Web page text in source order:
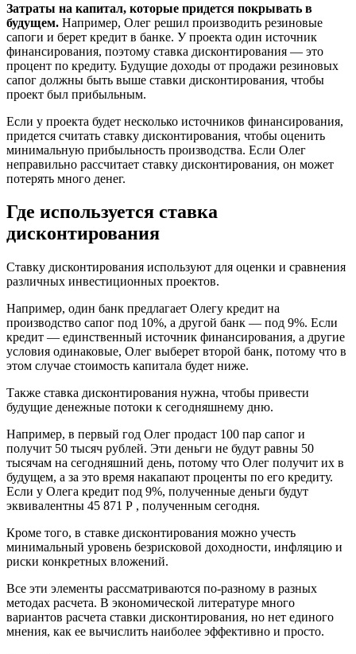
Затраты на капитал, которые придется покрывать в
будущем. Например, Олег решил производить резиновые
сапоги и берет кредит в банке. У проекта один источник
финансирования, поэтому ставка дисконтирования — это
процент по кредиту. Будущие доходы от продажи резиновых
сапог должны быть выше ставки дисконтирования, чтобы
проект был прибыльным.
Если у проекта будет несколько источников финансирования,
придется считать ставку дисконтирования, чтобы оценить
минимальную прибыльность производства. Если Олег
неправильно рассчитает ставку дисконтирования, он может
потерять много денег.
Где используется ставка
дисконтирования
Ставку дисконтирования используют для оценки и сравнения
различных инвестиционных проектов.
Например, один банк предлагает Олегу кредит на
производство сапог под 10%, а другой банк — под 9%. Если
кредит — единственный источник финансирования, а другие
условия одинаковые, Олег выберет второй банк, потому что в
этом случае стоимость капитала будет ниже.
Также ставка дисконтирования нужна, чтобы привести
будущие денежные потоки к сегодняшнему дню.
Например, в первый год Олег продаст 100 пар сапог и
получит 50 тысяч рублей. Эти деньги не будут равны 50
тысячам на сегодняшний день, потому что Олег получит их в
будущем, а за это время накапают проценты по его кредиту.
Если у Олега кредит под 9%, полученные деньги будут
эквивалентны 45 871 Р , полученным сегодня.
Кроме того, в ставке дисконтирования можно учесть
минимальный уровень безрисковой доходности, инфляцию и
риски конкретных вложений.
Все эти элементы рассматриваются по-разному в разных
методах расчета. В экономической литературе много
вариантов расчета ставки дисконтирования, но нет единого
мнения, как ее вычислить наиболее эффективно и просто.